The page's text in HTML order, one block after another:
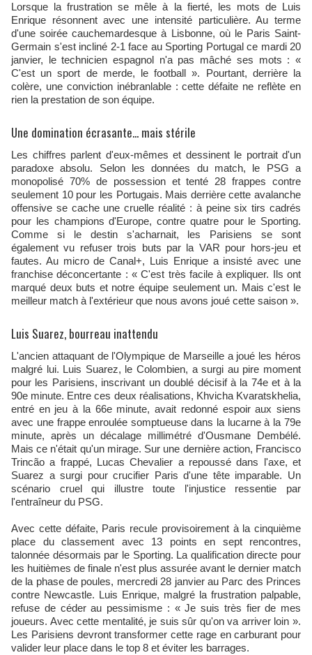
Lorsque la frustration se mêle à la fierté, les mots de Luis
Enrique résonnent avec une intensité particulière. Au terme
d'une soirée cauchemardesque à Lisbonne, où le Paris Saint-
Germain s'est incliné 2-1 face au Sporting Portugal ce mardi 20
janvier, le technicien espagnol n'a pas mâché ses mots : «
C'est un sport de merde, le football ». Pourtant, derrière la
colère, une conviction inébranlable : cette défaite ne reflète en
rien la prestation de son équipe.
Une domination écrasante... mais stérile
Les chiffres parlent d'eux-mêmes et dessinent le portrait d'un
paradoxe absolu. Selon les données du match, le PSG a
monopolisé 70% de possession et tenté 28 frappes contre
seulement 10 pour les Portugais. Mais derrière cette avalanche
offensive se cache une cruelle réalité : à peine six tirs cadrés
pour les champions d'Europe, contre quatre pour le Sporting.
Comme si le destin s'acharnait, les Parisiens se sont
également vu refuser trois buts par la VAR pour hors-jeu et
fautes. Au micro de Canal+, Luis Enrique a insisté avec une
franchise déconcertante : « C'est très facile à expliquer. Ils ont
marqué deux buts et notre équipe seulement un. Mais c'est le
meilleur match à l'extérieur que nous avons joué cette saison ».
Luis Suarez, bourreau inattendu
L'ancien attaquant de l'Olympique de Marseille a joué les héros
malgré lui. Luis Suarez, le Colombien, a surgi au pire moment
pour les Parisiens, inscrivant un doublé décisif à la 74e et à la
90e minute. Entre ces deux réalisations, Khvicha Kvaratskhelia,
entré en jeu à la 66e minute, avait redonné espoir aux siens
avec une frappe enroulée somptueuse dans la lucarne à la 79e
minute, après un décalage millimétré d'Ousmane Dembélé.
Mais ce n'était qu'un mirage. Sur une dernière action, Francisco
Trincão a frappé, Lucas Chevalier a repoussé dans l'axe, et
Suarez a surgi pour crucifier Paris d'une tête imparable. Un
scénario cruel qui illustre toute l'injustice ressentie par
l'entraîneur du PSG.
Avec cette défaite, Paris recule provisoirement à la cinquième
place du classement avec 13 points en sept rencontres,
talonnée désormais par le Sporting. La qualification directe pour
les huitièmes de finale n'est plus assurée avant le dernier match
de la phase de poules, mercredi 28 janvier au Parc des Princes
contre Newcastle. Luis Enrique, malgré la frustration palpable,
refuse de céder au pessimisme : « Je suis très fier de mes
joueurs. Avec cette mentalité, je suis sûr qu'on va arriver loin ».
Les Parisiens devront transformer cette rage en carburant pour
valider leur place dans le top 8 et éviter les barrages.